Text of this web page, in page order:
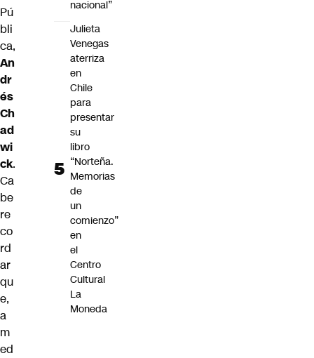
Pú
bli
ca,
An
dr
és
Ch
ad
wi
ck.
Ca
be
re
co
rd
ar
qu
e,
a
m
ed
nacional”
Julieta
Venegas
aterriza
en
Chile
para
presentar
su
libro
“Norteña.
Memorias
de
un
comienzo”
en
el
Centro
Cultural
La
Moneda